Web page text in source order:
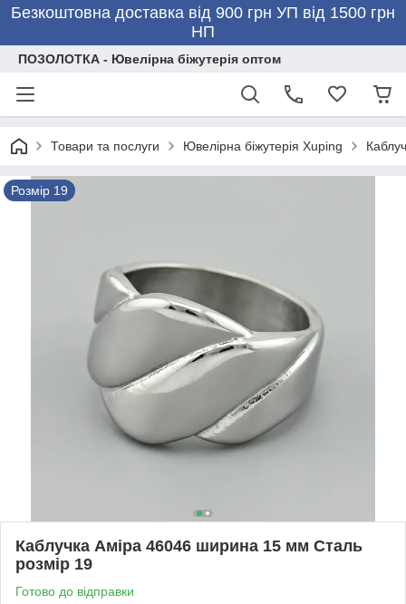
Безкоштовна доставка від 900 грн УП від 1500 грн
НП
ПОЗОЛОТКА - Ювелірна біжутерія оптом
Товари та послуги Ювелірна біжутерія Xuping
Розмір 19
Каблучка Аміра 46046 ширина 15 мм Сталь
розмір 19
Готово до відправки